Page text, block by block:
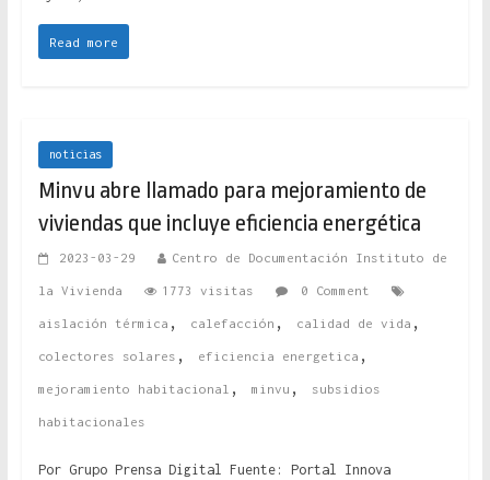
Read more
noticias
Minvu abre llamado para mejoramiento de
viviendas que incluye eficiencia energética
2023-03-29 Centro de Documentación Instituto de
la Vivienda 1773 visitas 0 Comment
aislación térmica , calefacción , calidad de vida ,
colectores solares , eficiencia energetica ,
mejoramiento habitacional , minvu , subsidios
habitacionales
Por Grupo Prensa Digital Fuente: Portal Innova